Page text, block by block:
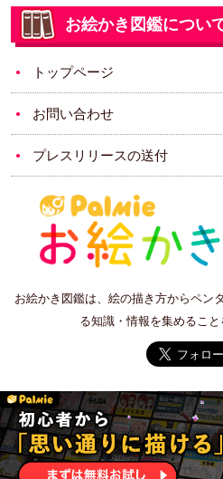
お絵かき図鑑につい
トップページ
お問い合わせ
プレスリリースの送付
お絵かき図鑑は、絵の描き方からペン
る知識・情報を集めること